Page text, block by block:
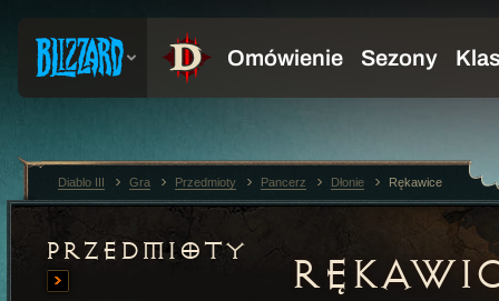
Przedmioty
Diablo III Gra Przedmioty Pancerz Dłonie Rękawice